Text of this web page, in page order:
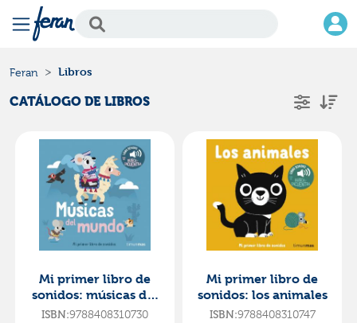
Feran Libros
CATÁLOGO DE LIBROS
Mi primer libro de
sonidos: músicas del
mundo
ISBN:9788408310730
Mi primer libro de
sonidos: los animales
ISBN:9788408310747